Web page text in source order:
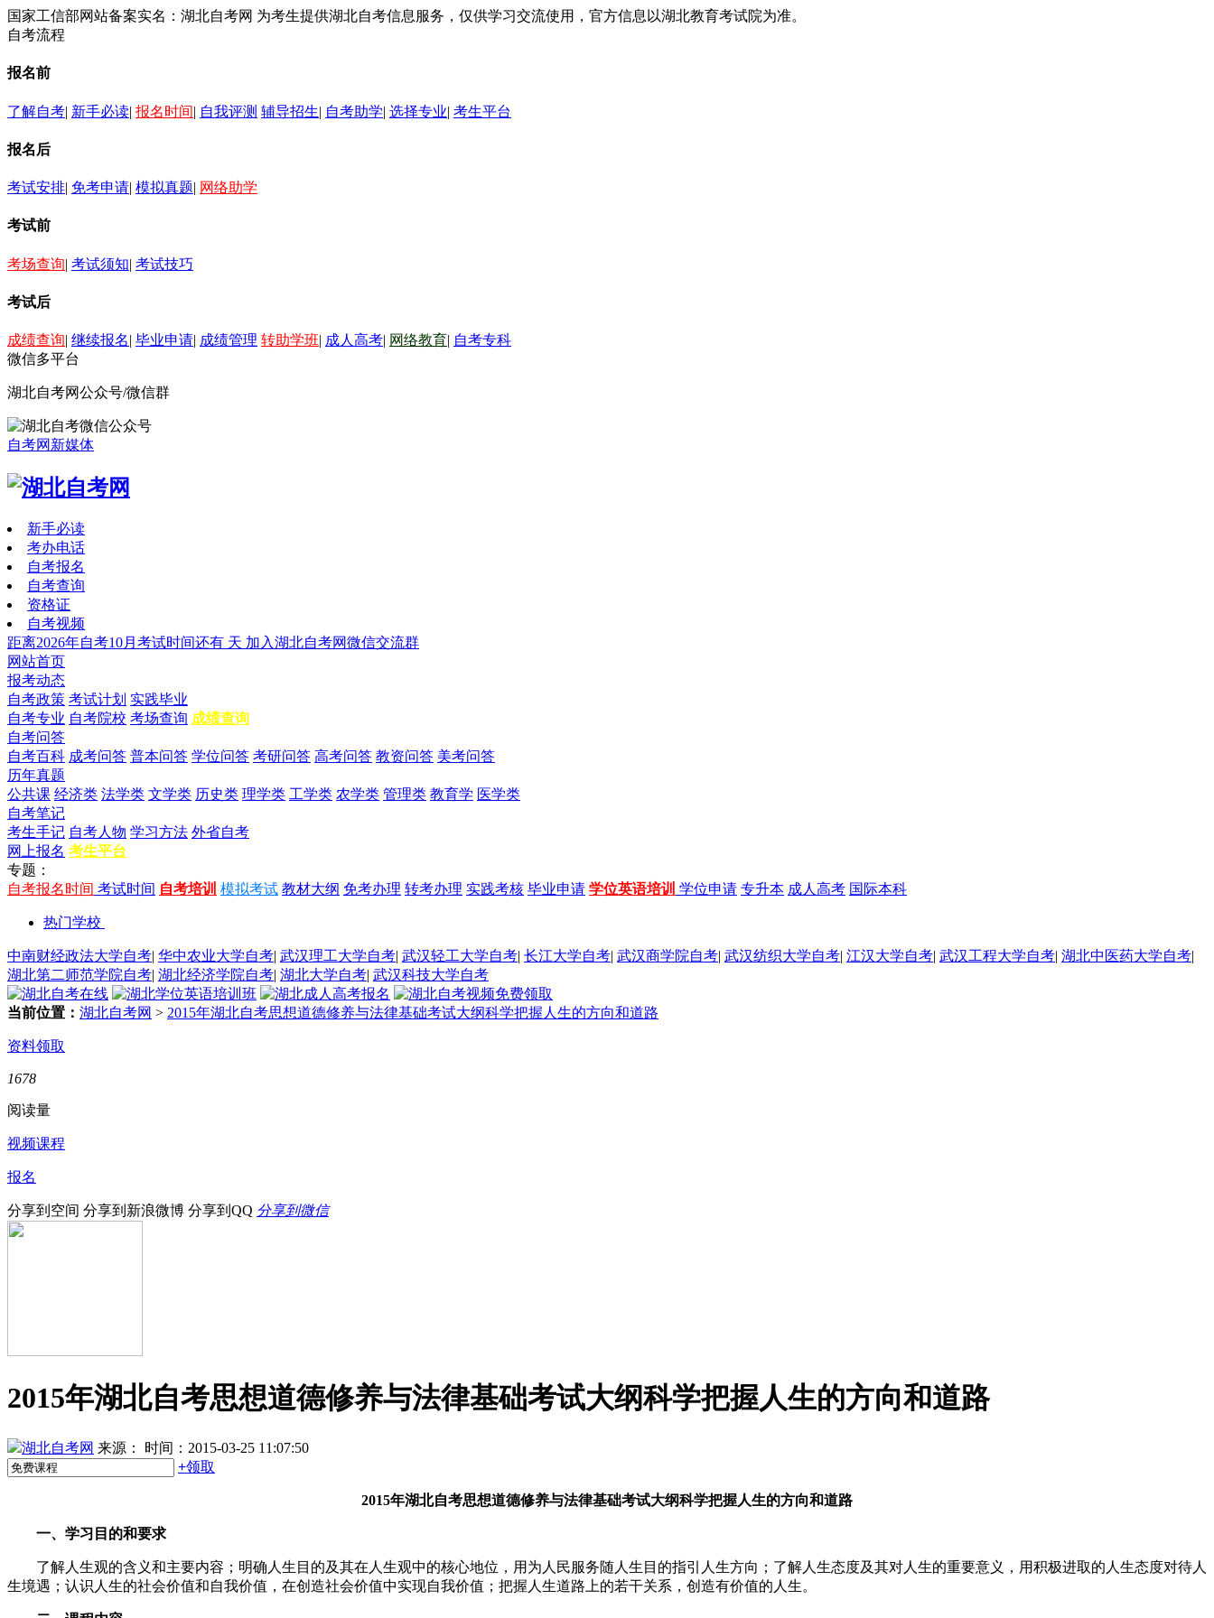
国家工信部网站备案实名：湖北自考网 为考生提供湖北自考信息服务，仅供学习交流使用，官方信息以湖北教育考试院为准。
自考流程
报名前
了解自考| 新手必读| 报名时间| 自我评测 辅导招生| 自考助学| 选择专业| 考生平台
报名后
考试安排| 免考申请| 模拟真题| 网络助学
考试前
考场查询| 考试须知| 考试技巧
考试后
成绩查询| 继续报名| 毕业申请| 成绩管理 转助学班| 成人高考| 网络教育| 自考专科
微信多平台
湖北自考网公众号/微信群
自考网新媒体
新手必读
考办电话
自考报名
自考查询
资格证
自考视频
距离2026年自考10月考试时间还有 天 加入湖北自考网微信交流群
网站首页
报考动态
自考政策 考试计划 实践毕业
自考专业 自考院校 考场查询 成绩查询
自考问答
自考百科 成考问答 普本问答 学位问答 考研问答 高考问答 教资问答 美考问答
历年真题
公共课 经济类 法学类 文学类 历史类 理学类 工学类 农学类 管理类 教育学 医学类
自考笔记
考生手记 自考人物 学习方法 外省自考
网上报名 考生平台
专题：
自考报名时间 考试时间 自考培训 模拟考试 教材大纲 免考办理 转考办理 实践考核 毕业申请 学位英语培训 学位申请 专升本 成人高考 国际本科
热门学校
中南财经政法大学自考| 华中农业大学自考| 武汉理工大学自考| 武汉轻工大学自考| 长江大学自考| 武汉商学院自考| 武汉纺织大学自考| 江汉大学自考| 武汉工程大学自考| 湖北中医药大学自考|
湖北第二师范学院自考| 湖北经济学院自考| 湖北大学自考| 武汉科技大学自考
当前位置： 湖北自考网 > 2015年湖北自考思想道德修养与法律基础考试大纲科学把握人生的方向和道路
资料领取
1678
阅读量
视频课程
报名
分享到空间 分享到新浪微博 分享到QQ 分享到微信
2015年湖北自考思想道德修养与法律基础考试大纲科学把握人生的方向和道路
湖北自考网 来源：
时间：2015-03-25 11:07:50
+领取
2015年湖北自考思想道德修养与法律基础考试大纲科学把握人生的方向和道路
一、学习目的和要求
了解人生观的含义和主要内容；明确人生目的及其在人生观中的核心地位，用为人民服务随人生目的指引人生方向；了解人生态度及其对人生的重要意义，用积极进取的人生态度对待人
生境遇；认识人生的社会价值和自我价值，在创造社会价值中实现自我价值；把握人生道路上的若干关系，创造有价值的人生。